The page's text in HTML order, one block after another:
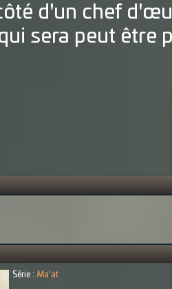
d'un chef
sera peut être
Série : Ma'at